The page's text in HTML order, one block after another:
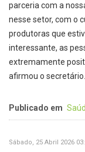
parceria com a
nesse setor, com o
produtoras que
interessante, as
extremamente
afirmou o secretário.
Publicado em
Sábado, 25 Abril 2026